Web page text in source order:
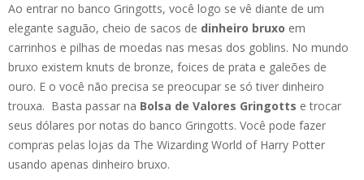
Ao entrar no banco Gringotts, você logo se vê diante de um
elegante saguão, cheio de sacos de dinheiro bruxo em
carrinhos e pilhas de moedas nas mesas dos goblins. No mundo
bruxo existem knuts de bronze, foices de prata e galeões de
ouro. E o você não precisa se preocupar se só tiver dinheiro
trouxa. Basta passar na Bolsa de Valores Gringotts e trocar
seus dólares por notas do banco Gringotts. Você pode fazer
compras pelas lojas da The Wizarding World of Harry Potter
usando apenas dinheiro bruxo.